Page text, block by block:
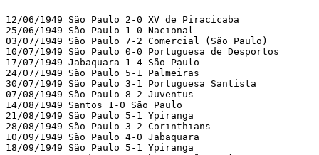
12/06/1949 São Paulo 2-0 XV de Piracicaba
25/06/1949 São Paulo 1-0 Nacional
03/07/1949 São Paulo 7-2 Comercial (São Paulo)
10/07/1949 São Paulo 0-0 Portuguesa de Desportos
17/07/1949 Jabaquara 1-4 São Paulo
24/07/1949 São Paulo 5-1 Palmeiras
30/07/1949 São Paulo 3-1 Portuguesa Santista
07/08/1949 São Paulo 8-2 Juventus
14/08/1949 Santos 1-0 São Paulo
21/08/1949 São Paulo 5-1 Ypiranga
28/08/1949 São Paulo 3-2 Corinthians
10/09/1949 São Paulo 4-0 Jabaquara
18/09/1949 São Paulo 5-1 Ypiranga